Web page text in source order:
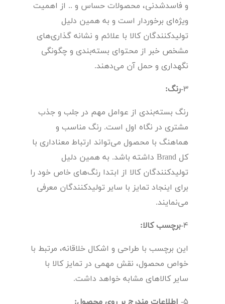
و فاسدشدنی، محصولات حساس و .. از اهمیت
ویژه‌ای برخوردار است و به همین دلیل
تولیدکنندگان کالا با علائم و نشانه گذاری‌های
مشخص خبر از محتوای بسته‌بندی و چگونگی
نگهداری و حمل آن می‌دهند.
3- رنگ:
رنگ بسته‌بندی از عوامل مهم در جلب و جذب
مشتری در نگاه اول است. رنگ مناسب و
هماهنگ با محصول می‌تواند ارتباط معناداری با
کل Brand داشته باشد. به همین دلیل
تولیدکنندگان کالا از ابتدا رنگ‌های خاص خود را
برای اینجاد تمایز با سایر تولیدکنندگان معرفی
می‌نمایند.
4- برچسب کالا:
این برچسب با طراحی و اشکال خلاقانه، مرتبط با
خواص محصول، نقش مهمی در تمایز کالا با
سایر کالاهای مشابه خواهد داشت.